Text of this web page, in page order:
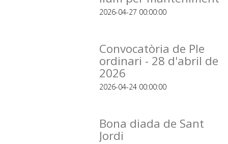
2026-04-27 00:00:00
Convocatòria de Ple
ordinari - 28 d'abril de
2026
2026-04-24 00:00:00
Bona diada de Sant
Jordi